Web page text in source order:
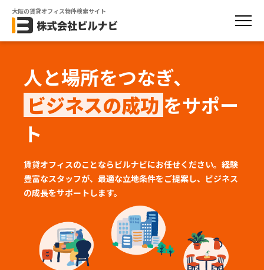
大阪の賃貸オフィス物件検索サイト
人と場所をつなぎ、
ビジネスの成功 をサポー
ト
賃貸オフィスのことならビルナビにお任せください。経験
豊富なスタッフが、 最適な立地条件をご提案し、ビジネス
の成長をサポートします。